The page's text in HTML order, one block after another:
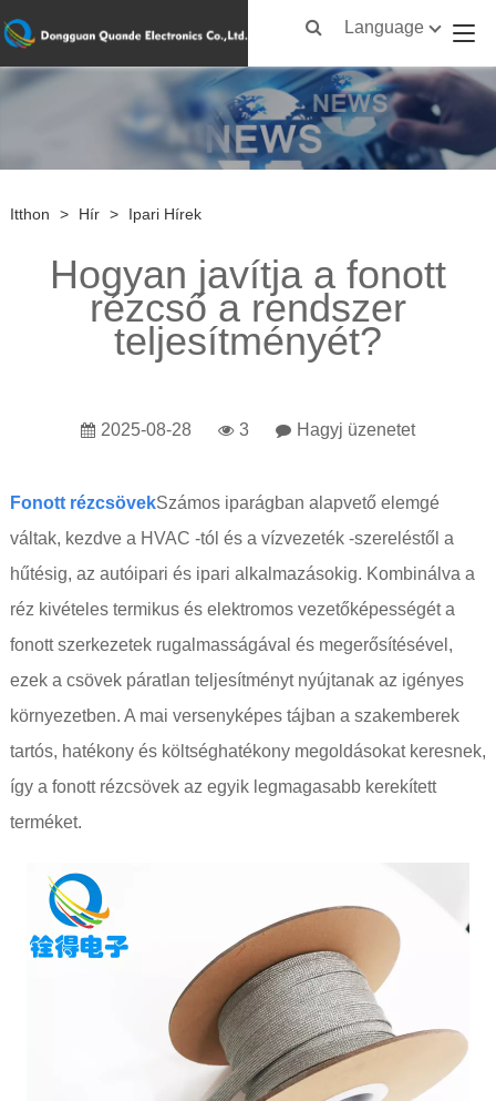
Language
Itthon > Hír > Ipari Hírek
Hogyan javítja a fonott
rézcső a rendszer
teljesítményét?
2025-08-28 3 Hagyj üzenetet
Fonott rézcsövekSzámos iparágban alapvető elemgé
váltak, kezdve a HVAC -tól és a vízvezeték -szereléstől a
hűtésig, az autóipari és ipari alkalmazásokig. Kombinálva a
réz kivételes termikus és elektromos vezetőképességét a
fonott szerkezetek rugalmasságával és megerősítésével,
ezek a csövek páratlan teljesítményt nyújtanak az igényes
környezetben. A mai versenyképes tájban a szakemberek
tartós, hatékony és költséghatékony megoldásokat keresnek,
így a fonott rézcsövek az egyik legmagasabb kerekített
terméket.